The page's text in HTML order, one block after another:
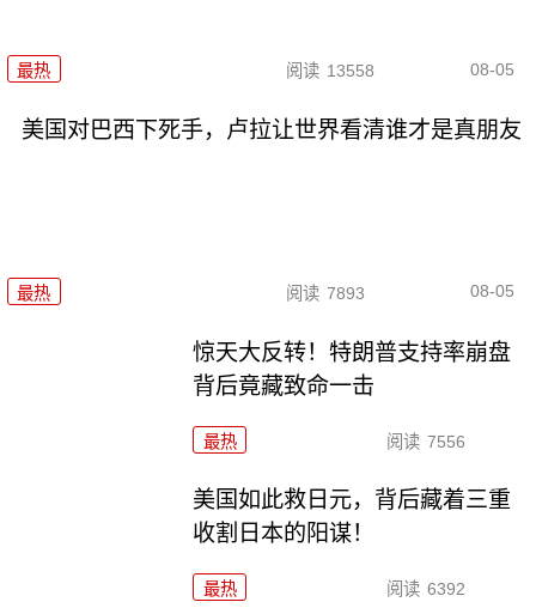
最热 阅读 13558 08-05
美国对巴西下死手，卢拉让世界看清谁才是真朋友
最热 阅读 7893 08-05
惊天大反转！特朗普支持率崩盘
背后竟藏致命一击
最热 阅读 7556
美国如此救日元，背后藏着三重
收割日本的阳谋！
最热 阅读 6392